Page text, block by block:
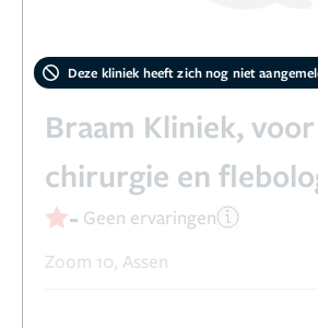
Deze kliniek heeft zich nog niet
Braam Kliniek, voor
chirurgie en
- Geen ervaringen
Zoom 10, Assen